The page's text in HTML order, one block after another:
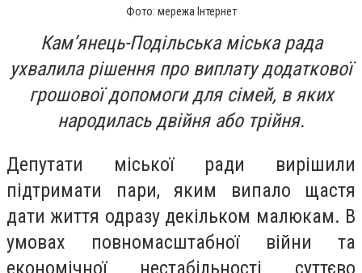
Фото: мережа Інтернет
Кам’янець-Подільська міська рада
ухвалила рішення про виплату додаткової
грошової допомоги для сімей, в яких
народилась двійня або трійня.
Депутати міської ради вирішили
підтримати пари, яким випало щастя
дати життя одразу декільком малюкам. В
умовах повномасштабної війни та
економічної нестабільності суттєво